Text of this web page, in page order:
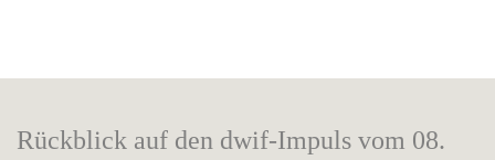
Rückblick auf den dwif-Impuls vom 08.